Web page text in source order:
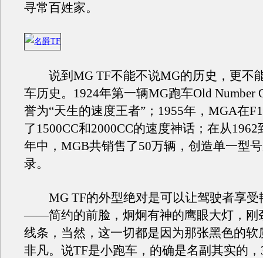
寻常百姓家。
说到MG TF不能不说MG的历史，更不
车历史。1924年第一辆MG跑车Old Number
誉为“天生的速度王者”；1955年，MGA在
了1500CC和2000CC的速度神话；在从1962
年中，MGB共销售了50万辆，创造单一型
录。
MG TF的外型绝对是可以让驾驶者享受
——简约的前脸，炯炯有神的鹰眼大灯，刚
线条，当然，这一切都是因为那张黑色的软
非凡。说TF是小跑车，的确是名副其实的，